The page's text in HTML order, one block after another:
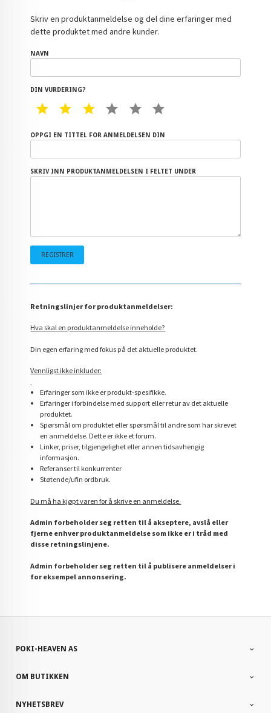
Skriv en produktanmeldelse og del dine erfaringer med
dette produktet med andre kunder.
NAVN
DIN VURDERING?
1 STAR2 STAR3 STAR4 STAR5 STAR
OPPGI EN TITTEL FOR ANMELDELSEN DIN
SKRIV INN PRODUKTANMELDELSEN I FELTET UNDER
Retningslinjer for produktanmeldelser:
Hva skal en produktanmeldelse inneholde?
Din egen erfaring med fokus på det aktuelle produktet.
Vennligst ikke inkluder:
Erfaringer som ikke er produkt-spesifikke.
Erfaringer i forbindelse med support eller retur av det aktuelle
produktet.
Spørsmål om produktet eller spørsmål til andre som har skrevet
en anmeldelse. Dette er ikke et forum.
Linker, priser, tilgjengelighet eller annen tidsavhengig
informasjon.
Referanser til konkurrenter
Støtende/ufin ordbruk.
Du må ha kjøpt varen for å skrive en anmeldelse.
Admin forbeholder seg retten til å akseptere, avslå eller
fjerne enhver produktanmeldelse som ikke er i tråd med
disse retningslinjene.
Admin forbeholder seg retten til å publisere anmeldelser i
for eksempel annonsering.
POKI-HEAVEN AS
OM BUTIKKEN
NYHETSBREV